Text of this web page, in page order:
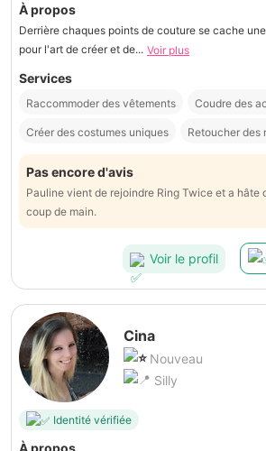
À propos
Derrière chaques points de couture se cache
pour l'art de créer et de... Voir plus
Services
Raccommoder des vêtements Coudre des
Créer des costumes uniques Retoucher des
Pas encore d'avis
Pauline vient de rejoindre Ring Twice et a hâte
coup de main.
Voir le profil
Cina
Nouveau
Silly
Identité vérifiée